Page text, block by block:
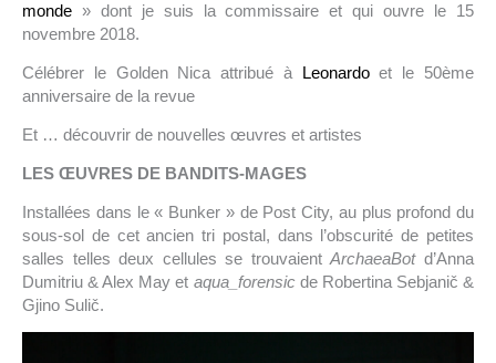
monde » dont je suis la commissaire et qui ouvre le 15
novembre 2018.
Célébrer le Golden Nica attribué à Leonardoet le 50ème
anniversaire de la revue
Et … découvrir de nouvelles œuvres et artistes
LES ŒUVRES DE BANDITS-MAGES
Installées dans le « Bunker » de Post City, au plus profond du
sous-sol de cet ancien tri postal, dans l’obscurité de petites
salles telles deux cellules se trouvaientArchaeaBotd’Anna
Dumitriu & Alex May et aqua_forensic de Robertina Sebjanič &
Gjino Sulič.